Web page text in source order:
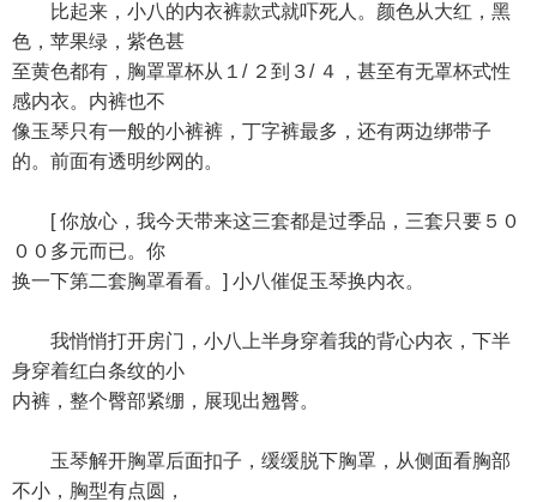
比起来，小八的内衣裤款式就吓死人。颜色从大红，黑
色，苹果绿，紫色甚
至黄色都有，胸罩罩杯从１/ ２到３/ ４，甚至有无罩杯式性
感内衣。内裤也不
像玉琴只有一般的小裤裤，丁字裤最多，还有两边绑带子
的。前面有透明纱网的。
[ 你放心，我今天带来这三套都是过季品，三套只要５０
００多元而已。你
换一下第二套胸罩看看。] 小八催促玉琴换内衣。
我悄悄打开房门，小八上半身穿着我的背心内衣，下半
身穿着红白条纹的小
内裤，整个臀部紧绷，展现出翘臀。
玉琴解开胸罩后面扣子，缓缓脱下胸罩，从侧面看胸部
不小，胸型有点圆，